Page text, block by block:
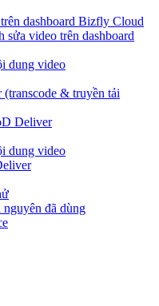
dashboard Bizfly Cloud
sửa video trên dashboard
dung video
& truyền tải
Deliver
dung video
đã dùng